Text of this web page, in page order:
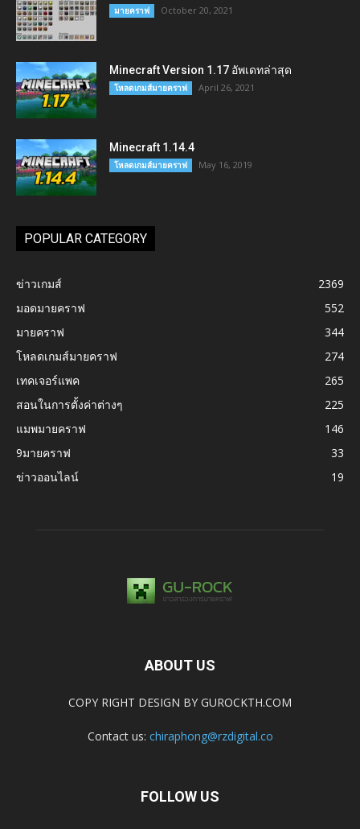
มายคราฟ October 20, 2021
Minecraft Version 1.17 อัพเดทล่าสุด
โหลดเกมส์มายคราฟ April 26, 2021
Minecraft 1.14.4
โหลดเกมส์มายคราฟ May 16, 2019
POPULAR CATEGORY
ข่าวเกมส์
2369
มอดมายคราฟ
552
มายคราฟ
344
โหลดเกมส์มายคราฟ
274
เทคเจอร์แพค
265
สอนในการตั้งค่าต่างๆ
225
แมพมายคราฟ
146
9มายคราฟ
33
ข่าวออนไลน์
19
ABOUT US
COPY RIGHT DESIGN BY GUROCKTH.COM
Contact us: chiraphong@rzdigital.co
FOLLOW US